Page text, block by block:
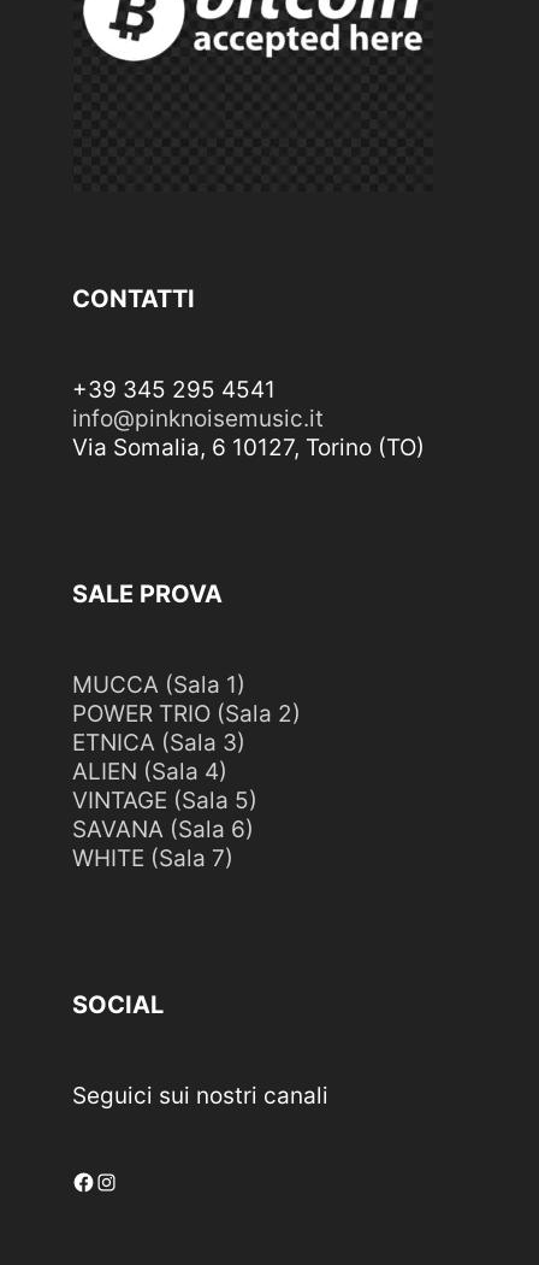
CONTATTI
+39 345 295 4541
info@pinknoisemusic.it
Via Somalia, 6 10127, Torino (TO)
SALE PROVA
MUCCA (Sala 1)
POWER TRIO (Sala 2)
ETNICA (Sala 3)
ALIEN (Sala 4)
VINTAGE (Sala 5)
SAVANA (Sala 6)
WHITE (Sala 7)
SOCIAL
Seguici sui nostri canali
Facebook